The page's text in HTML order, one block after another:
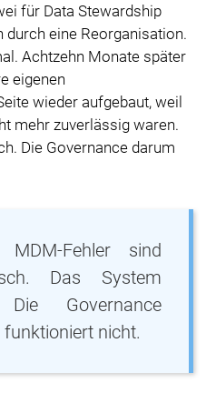
für Data Stewardship
eine Reorganisation.
Achtzehn Monate später
eigenen
wieder aufgebaut, weil
mehr zuverlässig waren.
Die Governance darum
Fehler sind
Das System
Die Governance
nicht.